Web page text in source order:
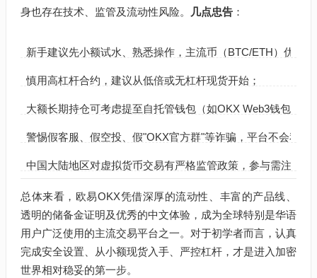
身也存在技术、监管及流动性风险。
几点忠告 ：
新手建议先小额试水、熟悉操作，主流币（BTC/ETH）优于
慎用高杠杆合约，建议从低倍或无杠杆现货开始；
大额长期持仓可考虑提至自托管钱包（如OKX Web3钱包或
警惕假客服、假空投、假"OKX官方群"等诈骗，平台不会私信
中国大陆地区对虚拟货币交易有严格监管政策，参与需注意
总体来看，欧易OKX凭借深厚的流动性、丰富的产品线、
透明的储备金证明及优秀的中文体验，成为全球特别是华语
用户广泛使用的主流交易平台之一。对于初学者而言，认真
完成安全设置、从小额现货入手、严控杠杆，才是进入加密
世界相对稳妥的第一步。